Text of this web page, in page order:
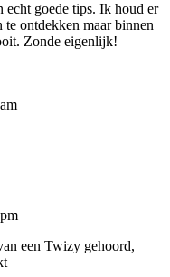
goede tips. Ik houd er
ontdekken maar binnen
Zonde eigenlijk!
een Twizy gehoord,